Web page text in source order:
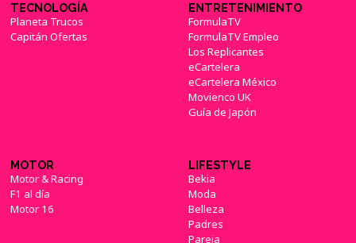
TECNOLOGÍA
Planeta Trucos
Capitán Ofertas
ENTRETENIMIENTO
FormulaTV
FormulaTV Empleo
Los Replicantes
eCartelera
eCartelera México
Movienco UK
Guía de Japón
MOTOR
Motor & Racing
F1 al día
Motor 16
LIFESTYLE
Bekia
Moda
Belleza
Padres
Pareja